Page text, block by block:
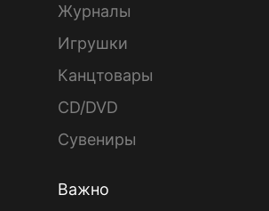
Журналы
Игрушки
Канцтовары
CD/DVD
Сувениры
Важно